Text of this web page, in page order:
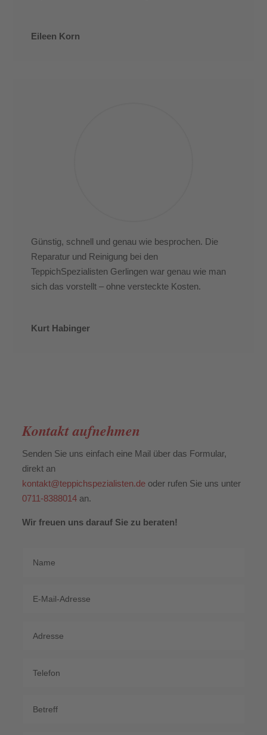
Eileen Korn
Günstig, schnell und genau wie besprochen. Die
Reparatur und Reinigung bei den
TeppichSpezialisten Gerlingen war genau wie man
sich das vorstellt – ohne versteckte Kosten.
Kurt Habinger
Kontakt aufnehmen
Senden Sie uns einfach eine Mail über das Formular,
direkt an
kontakt@teppichspezialisten.de oder rufen Sie uns unter
0711-8388014 an.
Wir freuen uns darauf Sie zu beraten!